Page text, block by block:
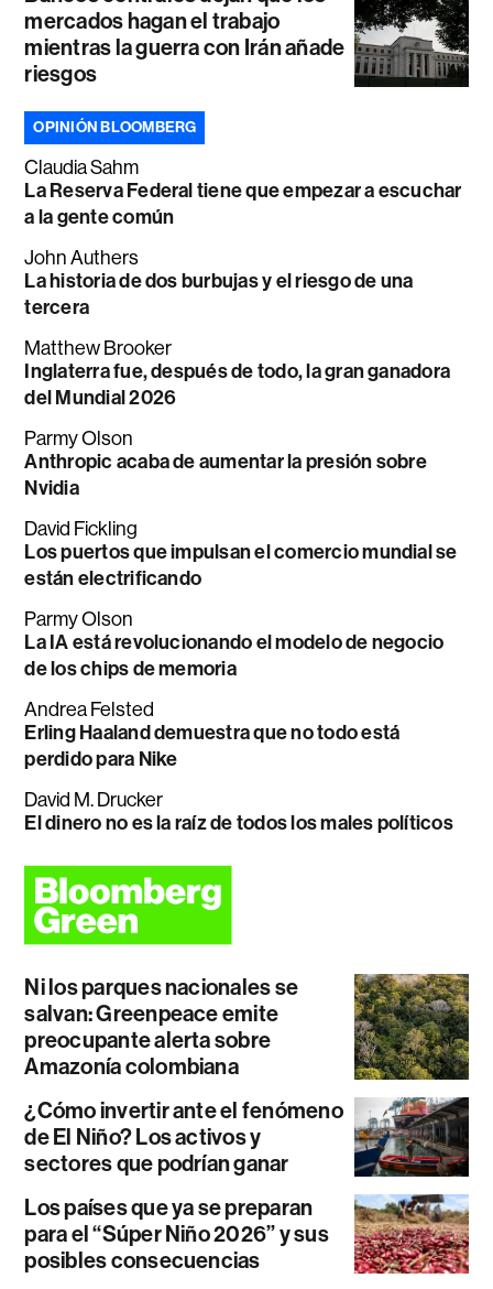
mercados hagan el trabajo
mientras la guerra con Irán añade
riesgos
OPINIÓN BLOOMBERG
Claudia Sahm
La Reserva Federal tiene que empezar a escuchar
a la gente común
John Authers
La historia de dos burbujas y el riesgo de una
tercera
Matthew Brooker
Inglaterra fue, después de todo, la gran ganadora
del Mundial 2026
Parmy Olson
Anthropic acaba de aumentar la presión sobre
Nvidia
David Fickling
Los puertos que impulsan el comercio mundial se
están electrificando
Parmy Olson
La IA está revolucionando el modelo de negocio
de los chips de memoria
Andrea Felsted
Erling Haaland demuestra que no todo está
perdido para Nike
David M. Drucker
El dinero no es la raíz de todos los males políticos
Ni los parques nacionales se
salvan: Greenpeace emite
preocupante alerta sobre
Amazonía colombiana
¿Cómo invertir ante el fenómeno
de El Niño? Los activos y
sectores que podrían ganar
Los países que ya se preparan
para el “Súper Niño 2026” y sus
posibles consecuencias